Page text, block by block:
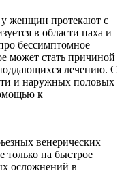
у женщин протекают с
в области паха и
бессимптомное
может стать причиной
лечению. С
и наружных половых
к
венерических
только на быстрое
осложнений в